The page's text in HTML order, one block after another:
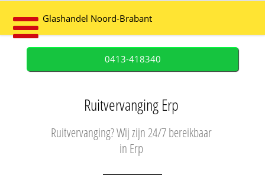
Glashandel Noord-Brabant
0413-418340
Ruitvervanging Erp
Ruitvervanging? Wij zijn 24/7 bereikbaar
in Erp